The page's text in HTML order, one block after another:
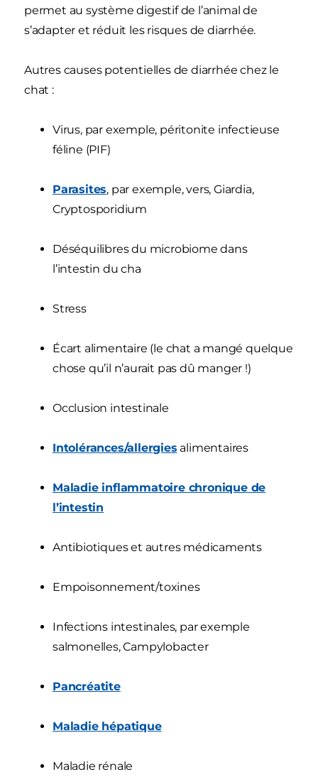
permet au système digestif de l’animal de
s’adapter et réduit les risques de diarrhée.
Autres causes potentielles de diarrhée chez le
chat :
Virus, par exemple, péritonite infectieuse
féline (PIF)
Parasites, par exemple, vers, Giardia,
Cryptosporidium
Déséquilibres du microbiome dans
l’intestin du cha
Stress
Écart alimentaire (le chat a mangé quelque
chose qu’il n’aurait pas dû manger !)
Occlusion intestinale
Intolérances/allergies alimentaires
Maladie inflammatoire chronique de
l’intestin
Antibiotiques et autres médicaments
Empoisonnement/toxines
Infections intestinales, par exemple
salmonelles, Campylobacter
Pancréatite
Maladie hépatique
Maladie rénale